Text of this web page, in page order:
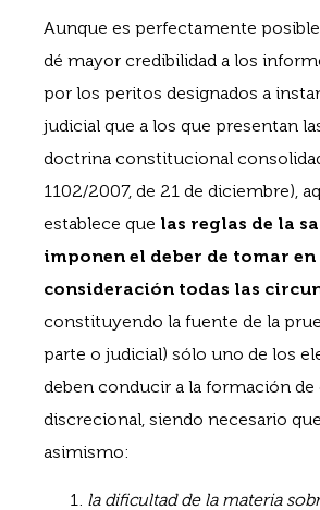
Aunque es perfectamente
dé mayor credibilidad a los
por los peritos designados a
judicial que a los que presentan
doctrina constitucional
1102/2007, de 21 de diciembre),
establece que las reglas de la
imponen el deber de tomar en
consideración todas las
constituyendo la fuente de la
parte o judicial) sólo uno de los
deben conducir a la formación de
discrecional, siendo necesario
asimismo:
la dificultad de la materia